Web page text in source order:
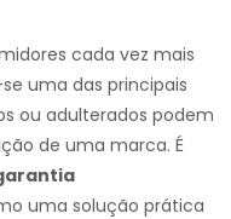
cada vez mais
uma das principais
ou adulterados podem
de uma marca. É
uma solução prática